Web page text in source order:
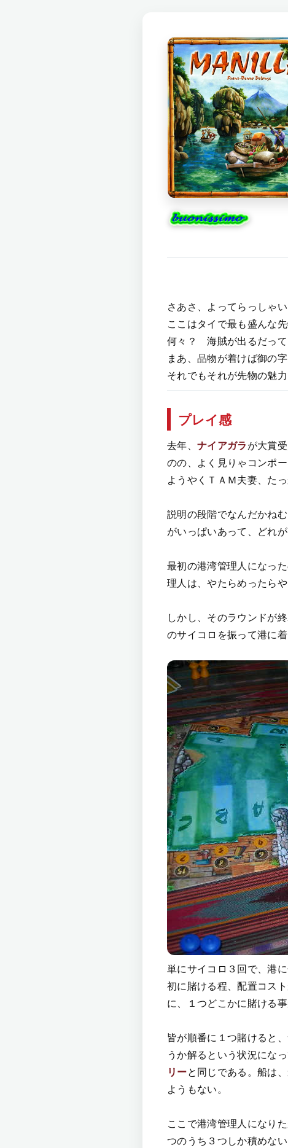
さあさ、よってらっしゃ
ここはタイで最も盛んな先
何々？ 海賊が出るだって
まあ、品物が着けば御の
それでもそれが先物の魅力
プレイ感
去年、 ナイアガラが大賞
のの、よく見りゃコンポ
ようやくＴＡＭ夫妻、た
説明の段階でなんだかね
がいっぱいあって、どれ
最初の港湾管理人になっ
理人は、やたらめったら
しかし、そのラウンドが
のサイコロを振って港に
単にサイコロ３回で、港
初に賭ける程、配置コス
に、１つどこかに賭ける事
皆が順番に１つ賭けると
うか解るという状況にな
リーと同じである。船は
ようもない。
ここで港湾管理人になり
つのうち３つしか積めな